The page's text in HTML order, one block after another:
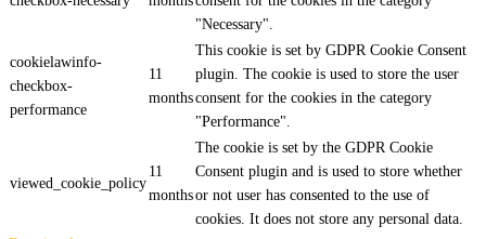
"Necessary".
cookielawinfo-
checkbox-
performance
11
months
This cookie is set by GDPR Cookie Consent
plugin. The cookie is used to store the user
consent for the cookies in the category
"Performance".
viewed_cookie_policy
11
months
The cookie is set by the GDPR Cookie
Consent plugin and is used to store whether
or not user has consented to the use of
cookies. It does not store any personal data.